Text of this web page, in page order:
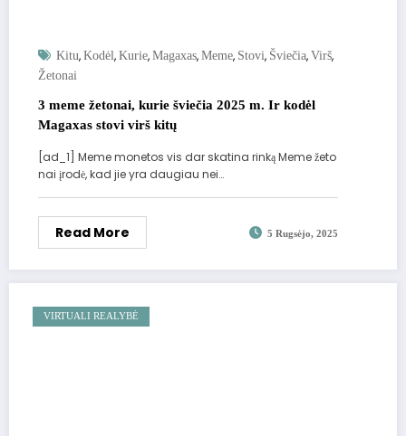
Kitu, Kodėl, Kurie, Magaxas, Meme, Stovi, Šviečia, Virš,
Žetonai
3 meme žetonai, kurie šviečia 2025 m. Ir kodėl
Magaxas stovi virš kitų
[ad_1] Meme monetos vis dar skatina rinką Meme žeto
nai įrodė, kad jie yra daugiau nei…
Read More 5 Rugsėjo, 2025
VIRTUALI REALYBĖ